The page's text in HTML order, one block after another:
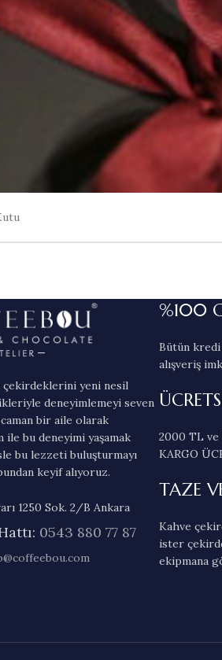
yeni nesil
deneyimlemeyi seven
bir aile olarak
ile bu deneyimi yaşamak
bu lezzeti buluşturmayı
keyif alıyoruz.
1250 Sok. 2/B Ankara
0543 880 77 87
%100
Bütün kredi
alışveriş
2000 TL ve
KARGO
TAZE
Kahve
ister
ekipmana